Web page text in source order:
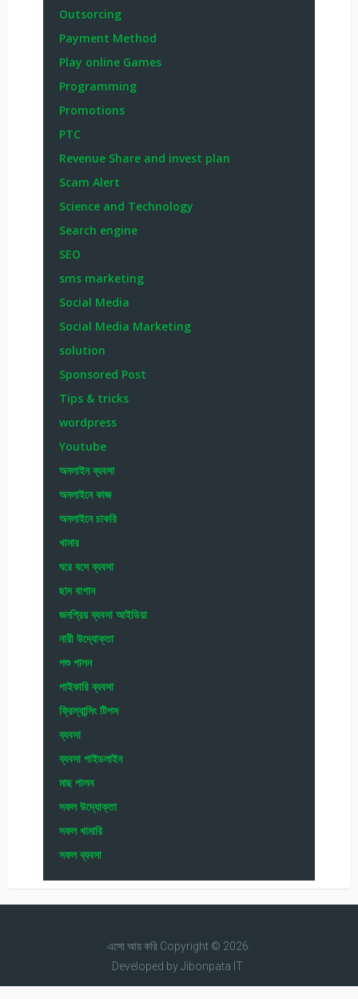
Outsorcing
Payment Method
Play online Games
Programming
Promotions
PTC
Revenue Share and invest plan
Scam Alert
Science and Technology
Search engine
SEO
sms marketing
Social Media
Social Media Marketing
solution
Sponsored Post
Tips & tricks
wordpress
Youtube
অনলাইন ব্যবসা
অনলাইনে কাজ
অনলাইনে চাকরি
খামার
ঘরে বসে ব্যবসা
ছাদ বাগান
জনপ্রিয় ব্যবসা আইডিয়া
নারী উদ্যোক্তা
পশু পালন
পাইকারি ব্যবসা
ফ্রিল্যান্সিং টিপস
ব্যবসা
ব্যবসা গাইডলাইন
মাছ পালন
সফল উদ্যোক্তা
সফল খামারি
সফল ব্যবসা
এসো আয় করিCopyright © 2026.
Developed byJibonpata IT